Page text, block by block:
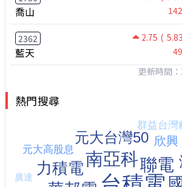
喬山
2362 2.75 (
藍天
更新時間
熱門搜尋